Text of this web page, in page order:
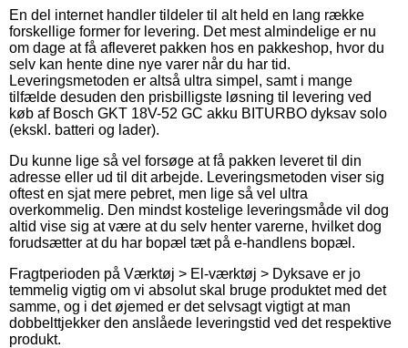
En del internet handler tildeler til alt held en lang række
forskellige former for levering. Det mest almindelige er nu
om dage at få afleveret pakken hos en pakkeshop, hvor du
selv kan hente dine nye varer når du har tid.
Leveringsmetoden er altså ultra simpel, samt i mange
tilfælde desuden den prisbilligste løsning til levering ved
køb af Bosch GKT 18V-52 GC akku BITURBO dyksav solo
(ekskl. batteri og lader).
Du kunne lige så vel forsøge at få pakken leveret til din
adresse eller ud til dit arbejde. Leveringsmetoden viser sig
oftest en sjat mere pebret, men lige så vel ultra
overkommelig. Den mindst kostelige leveringsmåde vil dog
altid vise sig at være at du selv henter varerne, hvilket dog
forudsætter at du har bopæl tæt på e-handlens bopæl.
Fragtperioden på Værktøj > El-værktøj > Dyksave er jo
temmelig vigtig om vi absolut skal bruge produktet med det
samme, og i det øjemed er det selvsagt vigtigt at man
dobbelttjekker den anslåede leveringstid ved det respektive
produkt.